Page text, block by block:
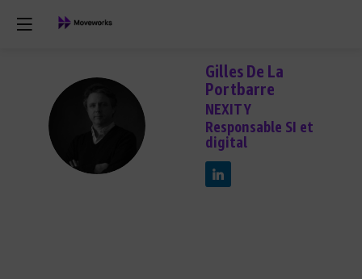
GDLP
Gilles De La
Portbarre
NEXITY
Responsable SI et
digital